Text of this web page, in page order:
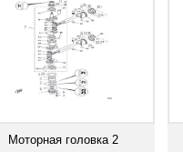
Моторная головка 2